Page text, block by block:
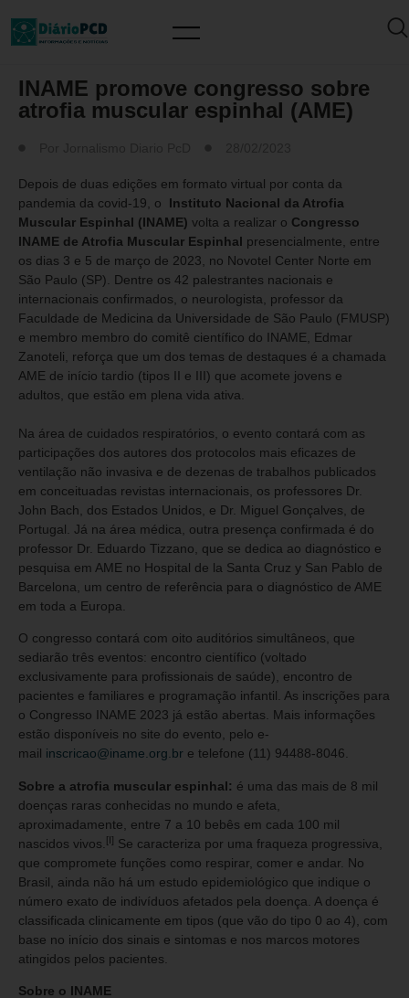
INAME promove congresso sobre
atrofia muscular espinhal (AME)
Depois de duas edições em formato virtual por conta da
pandemia da covid-19, o Instituto Nacional da Atrofia
Muscular Espinhal (INAME) volta a realizar o Congresso
INAME de Atrofia Muscular Espinhal presencialmente, entre
os dias 3 e 5 de março de 2023, no Novotel Center Norte em
São Paulo (SP). Dentre os 42 palestrantes nacionais e
internacionais confirmados, o neurologista, professor da
Faculdade de Medicina da Universidade de São Paulo (FMUSP)
e membro membro do comitê científico do INAME, Edmar
Zanoteli, reforça que um dos temas de destaques é a chamada
AME de início tardio (tipos II e III) que acomete jovens e
adultos, que estão em plena vida ativa.
Na área de cuidados respiratórios, o evento contará com as
participações dos autores dos protocolos mais eficazes de
ventilação não invasiva e de dezenas de trabalhos publicados
em conceituadas revistas internacionais, os professores Dr.
John Bach, dos Estados Unidos, e Dr. Miguel Gonçalves, de
Portugal. Já na área médica, outra presença confirmada é do
professor Dr. Eduardo Tizzano, que se dedica ao diagnóstico e
pesquisa em AME no Hospital de la Santa Cruz y San Pablo de
Barcelona, um centro de referência para o diagnóstico de AME
em toda a Europa.
O congresso contará com oito auditórios simultâneos, que
sediarão três eventos: encontro científico (voltado
exclusivamente para profissionais de saúde), encontro de
pacientes e familiares e programação infantil. As inscrições para
o Congresso INAME 2023 já estão abertas. Mais informações
estão disponíveis no site do evento, pelo e-
mail inscricao@iname.org.br e telefone (11) 94488-8046.
Sobre a atrofia muscular espinhal: é uma das mais de 8 mil
doenças raras conhecidas no mundo e afeta,
aproximadamente, entre 7 a 10 bebês em cada 100 mil
nascidos vivos. [I] Se caracteriza por uma fraqueza progressiva,
que compromete funções como respirar, comer e andar. No
Brasil, ainda não há um estudo epidemiológico que indique o
número exato de indivíduos afetados pela doença. A doença é
classificada clinicamente em tipos (que vão do tipo 0 ao 4), com
base no início dos sinais e sintomas e nos marcos motores
atingidos pelos pacientes.
Sobre o INAME